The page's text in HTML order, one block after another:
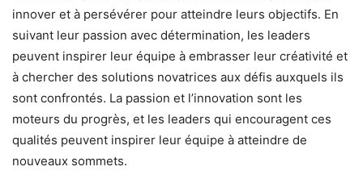
innover et à persévérer pour atteindre leurs objectifs. En
suivant leur passion avec détermination, les leaders
peuvent inspirer leur équipe à embrasser leur créativité et
à chercher des solutions novatrices aux défis auxquels ils
sont confrontés. La passion et l’innovation sont les
moteurs du progrès, et les leaders qui encouragent ces
qualités peuvent inspirer leur équipe à atteindre de
nouveaux sommets.